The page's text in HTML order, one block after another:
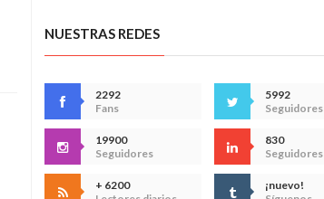
NUESTRAS REDES
2292
Fans
5992
Seguidores
19900
Seguidores
830
Seguidores
+ 6200
¡nuevo!